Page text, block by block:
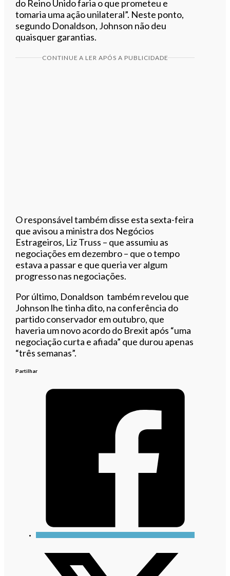
do Reino Unido faria o que prometeu e
tomaria uma ação unilateral”. Neste ponto,
segundo Donaldson, Johnson não deu
quaisquer garantias.
CONTINUE A LER APÓS A PUBLICIDADE
O responsável também disse esta sexta-feira
que avisou a ministra dos Negócios
Estrageiros, Liz Truss – que assumiu as
negociações em dezembro – que o tempo
estava a passar e que queria ver algum
progresso nas negociações.
Por último, Donaldson também revelou que
Johnson lhe tinha dito, na conferência do
partido conservador em outubro, que
haveria um novo acordo do Brexit após “uma
negociação curta e afiada” que durou apenas
“três semanas”.
Partilhar